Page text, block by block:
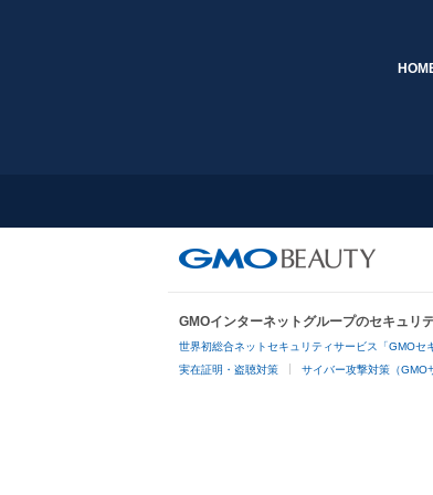
GMOインターネットグループのセキュリ
世界初総合ネットセキュリティサービス「GMOセ
実在証明・盗聴対策 サイバー攻撃対策（GMO